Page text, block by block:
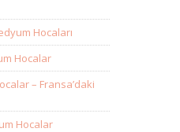
Hocaları
Hocalar
– Fransa’daki
Hocalar